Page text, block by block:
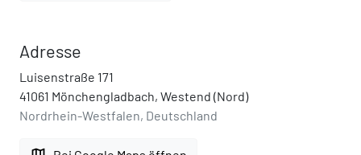
Adresse
Luisenstraße 171
41061 Mönchengladbach, Westend (Nord)
Nordrhein-Westfalen, Deutschland